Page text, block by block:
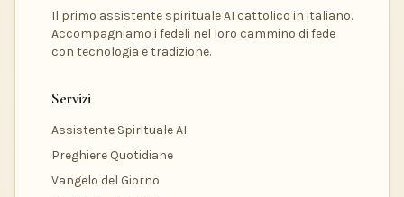
Il primo assistente spirituale AI cattolico in italiano.
Accompagniamo i fedeli nel loro cammino di fede
con tecnologia e tradizione.
Servizi
Assistente Spirituale AI
Preghiere Quotidiane
Vangelo del Giorno